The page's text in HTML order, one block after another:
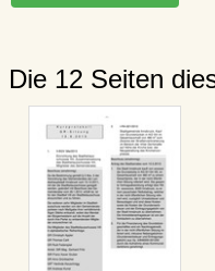
Die 12 Seiten